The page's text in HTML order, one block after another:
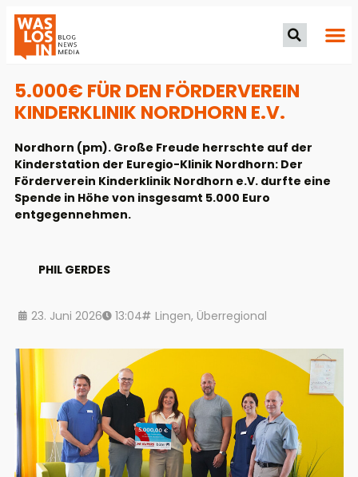
5.000€ FÜR DEN FÖRDERVEREIN
KINDERKLINIK NORDHORN E.V.
Nordhorn (pm). Große Freude herrschte auf der
Kinderstation der Euregio-Klinik Nordhorn: Der
Förderverein Kinderklinik Nordhorn e.V. durfte eine
Spende in Höhe von insgesamt 5.000 Euro
entgegennehmen.
PHIL GERDES
23. Juni 2026 13:04 Lingen, Überregional